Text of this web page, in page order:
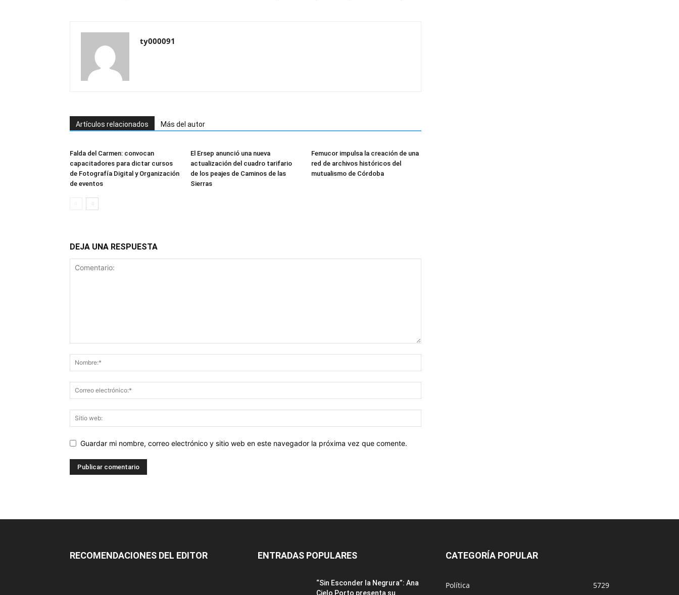
ty000091
Artículos relacionados Más del autor
Falda del Carmen: convocan
capacitadores para dictar cursos
de Fotografía Digital y Organización
de eventos
El Ersep anunció una nueva
actualización del cuadro tarifario
de los peajes de Caminos de las
Sierras
Femucor impulsa la creación de una
red de archivos históricos del
mutualismo de Córdoba
DEJA UNA RESPUESTA
Guardar mi nombre, correo electrónico y sitio web en este navegador la próxima vez que comente.
RECOMENDACIONES DEL EDITOR ENTRADAS POPULARES
“Sin Esconder la Negrura”: Ana
Cielo Porto presenta su
CATEGORÍA POPULAR
Política 5729